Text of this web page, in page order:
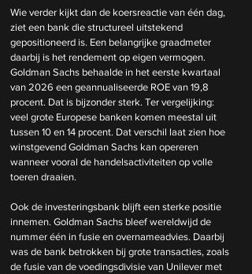
Wie verder kijkt dan de koersreactie van één dag,
ziet een bank die structureel uitstekend
gepositioneerd is. Een belangrijke graadmeter
daarbij is het rendement op eigen vermogen.
Goldman Sachs behaalde in het eerste kwartaal
van 2026 een geannualiseerde ROE van 19,8
procent. Dat is bijzonder sterk. Ter vergelijking:
veel grote Europese banken komen meestal uit
tussen 10 en 14 procent. Dat verschil laat zien hoe
winstgevend Goldman Sachs kan opereren
wanneer vooral de handelsactiviteiten op volle
toeren draaien.
Ook de investeringsbank blijft een sterke positie
innemen. Goldman Sachs bleef wereldwijd de
nummer één in fusie en overnameadvies. Daarbij
was de bank betrokken bij grote transacties, zoals
de fusie van de voedingsdivisie van Unilever met